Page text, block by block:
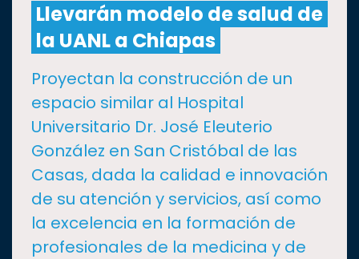
CULTURA
DEPORTES
I+D+IEXPERTOS
SALUD
SUSTENTABILIDAD
Llevarán modelo de salud de
la UANL a Chiapas
Proyectan la construcción de un
espacio similar al Hospital
Universitario Dr. José Eleuterio
González en San Cristóbal de las
Casas, dada la calidad e innovación
de su atención y servicios, así como
la excelencia en la formación de
profesionales de la medicina y de